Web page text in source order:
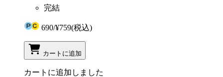
完結
690/¥759(税込)
カートに追加
カートに追加しました